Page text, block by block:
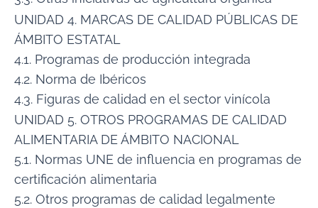
UNIDAD 4. MARCAS DE CALIDAD PÚBLICAS DE
ÁMBITO ESTATAL
4.1. Programas de producción integrada
4.2. Norma de Ibéricos
4.3. Figuras de calidad en el sector vinícola
UNIDAD 5. OTROS PROGRAMAS DE CALIDAD
ALIMENTARIA DE ÁMBITO NACIONAL
5.1. Normas UNE de influencia en programas de
certificación alimentaria
5.2. Otros programas de calidad legalmente